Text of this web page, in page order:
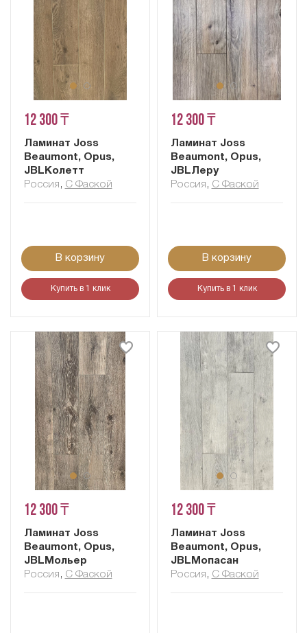
12 300 ₸
Ламинат Joss
Beaumont, Opus,
JBLКолетт
Россия , С Фаской
В корзину
Купить в 1 клик
12 300 ₸
Ламинат Joss
Beaumont, Opus,
JBLЛеру
Россия , С Фаской
В корзину
Купить в 1 клик
12 300 ₸
Ламинат Joss
Beaumont, Opus,
JBLМольер
Россия , С Фаской
12 300 ₸
Ламинат Joss
Beaumont, Opus,
JBLМопасан
Россия , С Фаской